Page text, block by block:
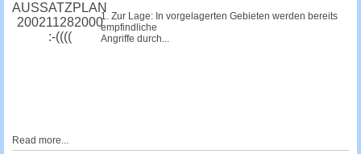
AUSSATZPLAN
200211282000
:-((((
1. Zur Lage: In vorgelagerten Gebieten werden bereits
empfindliche
Angriffe durch...
Read more...